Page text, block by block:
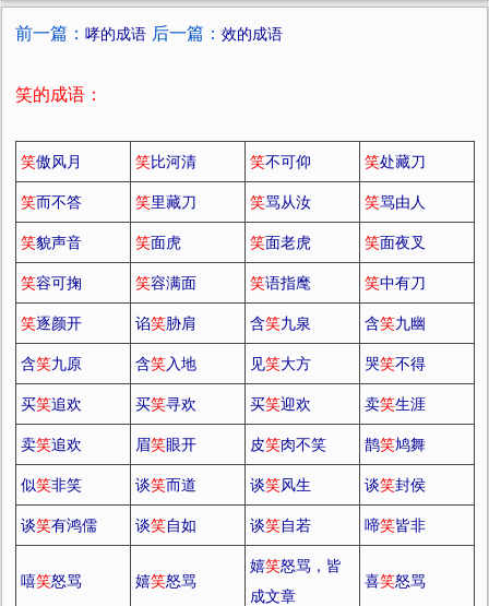
前一篇： 哮的成语 后一篇： 效的成语
笑的成语：
笑傲风月 笑比河清 笑不可仰 笑处藏刀
笑而不答 笑里藏刀 笑骂从汝 笑骂由人
笑貌声音 笑面虎 笑面老虎 笑面夜叉
笑容可掬 笑容满面 笑语指麾 笑中有刀
笑逐颜开 谄笑胁肩 含笑九泉 含笑九幽
含笑九原 含笑入地 见笑大方 哭笑不得
买笑追欢 买笑寻欢 买笑迎欢 卖笑生涯
卖笑追欢 眉笑眼开 皮笑肉不笑 鹊笑鸠舞
似笑非笑 谈笑而道 谈笑风生 谈笑封侯
谈笑有鸿儒 谈笑自如 谈笑自若 啼笑皆非
嘻笑怒骂 嬉笑怒骂
嬉笑怒骂，皆
成文章
喜笑怒骂